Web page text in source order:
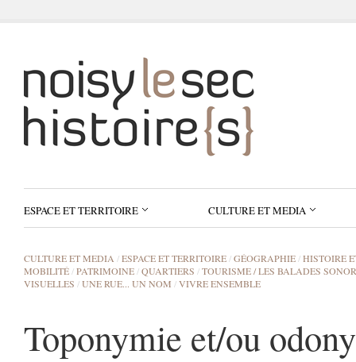
ESPACE ET TERRITOIRE CULTURE ET MEDIA
CULTURE ET MEDIA /ESPACE ET TERRITOIRE /GÉOGRAPHIE /HISTOIRE
MOBILITÉ /PATRIMOINE /QUARTIERS /TOURISME / LES BALADES
VISUELLES /UNE RUE... UN NOM /VIVRE ENSEMBLE
Toponymie et/ou